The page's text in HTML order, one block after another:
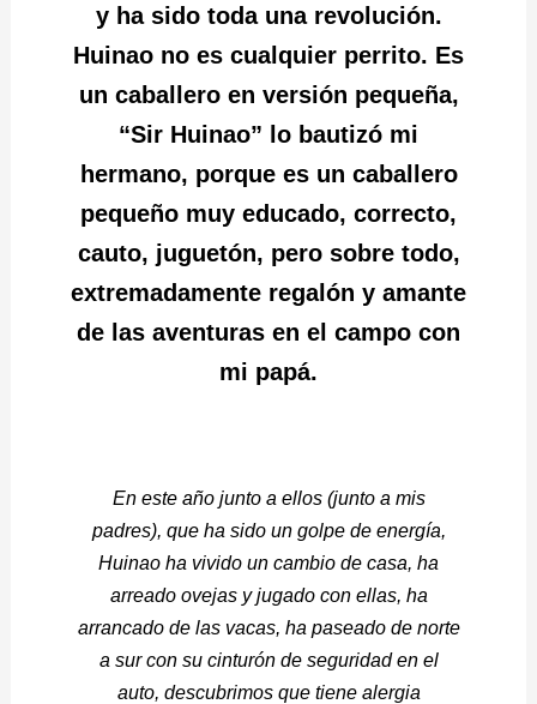
y ha sido toda una revolución.
Huinao no es cualquier perrito. Es
un caballero en versión pequeña,
“Sir Huinao” lo bautizó mi
hermano, porque es un caballero
pequeño muy educado, correcto,
cauto, juguetón, pero sobre todo,
extremadamente regalón y amante
de las aventuras en el campo con
mi papá.
En este año junto a ellos (junto a mis
padres), que ha sido un golpe de energía,
Huinao ha vivido un cambio de casa, ha
arreado ovejas y jugado con ellas, ha
arrancado de las vacas, ha paseado de norte
a sur con su cinturón de seguridad en el
auto, descubrimos que tiene alergia